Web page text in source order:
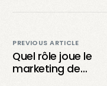
PREVIOUS ARTICLE
Quel rôle joue le
marketing de